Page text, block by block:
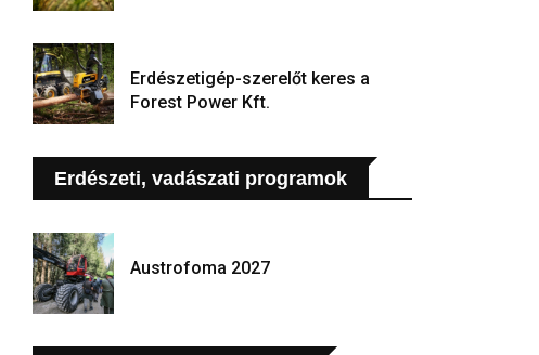
Erdészetigép-szerelőt keres a
Forest Power Kft.
Erdészeti, vadászati programok
Austrofoma 2027